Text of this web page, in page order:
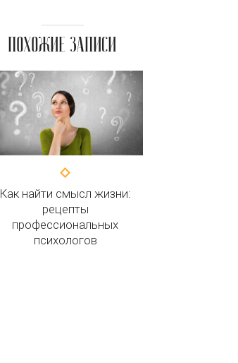
ПОХОЖИЕ ЗАПИСИ
Как найти смысл жизни:
рецепты
профессиональных
психологов